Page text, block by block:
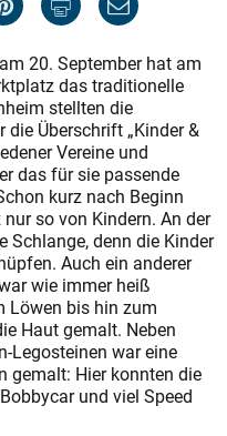
20. September hat am
das traditionelle
stellten die
die Überschrift „Kinder &
Vereine und
das für sie passende
kurz nach Beginn
so von Kindern. An der
Schlange, denn die Kinder
Auch ein anderer
wie immer heiß
Löwen bis hin zum
Haut gemalt. Neben
Legosteinen war eine
gemalt: Hier konnten die
und viel Speed